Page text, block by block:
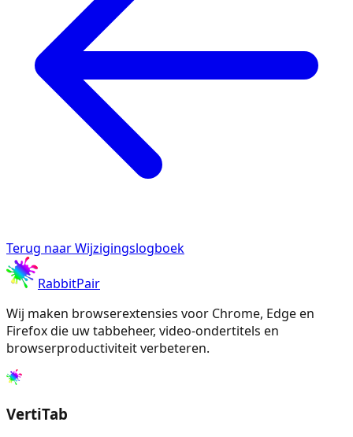
Terug naar Wijzigingslogboek
RabbitPair
Wij maken browserextensies voor Chrome, Edge en
Firefox die uw tabbeheer, video-ondertitels en
browserproductiviteit verbeteren.
VertiTab